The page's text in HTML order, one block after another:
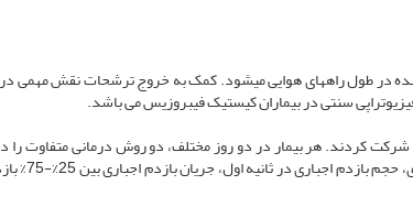
در طول راه­های هوایی می­شود. کمک به خروج ترشحات نقش مهمی در
سنتی در بیماران کیستیک فیبروزیس می باشد.
حاضر 14 بیمار کیستیک فیبروزیس با میانگین سنی 4/11 سال شرکت کردند. هر بیمار در دو روز مختلف، دو روش درمانی
(فیزیوتراپی سنتی و دستگاه مکانیکی